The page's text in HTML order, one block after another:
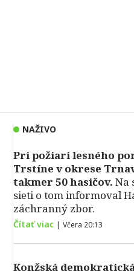
NAŽIVO
Pri požiari lesného
Trstíne v okrese
takmer 50 hasičov. Na
sieti o tom informoval
záchranný zbor.
Čítať viac | Včera 20:13
Konžská